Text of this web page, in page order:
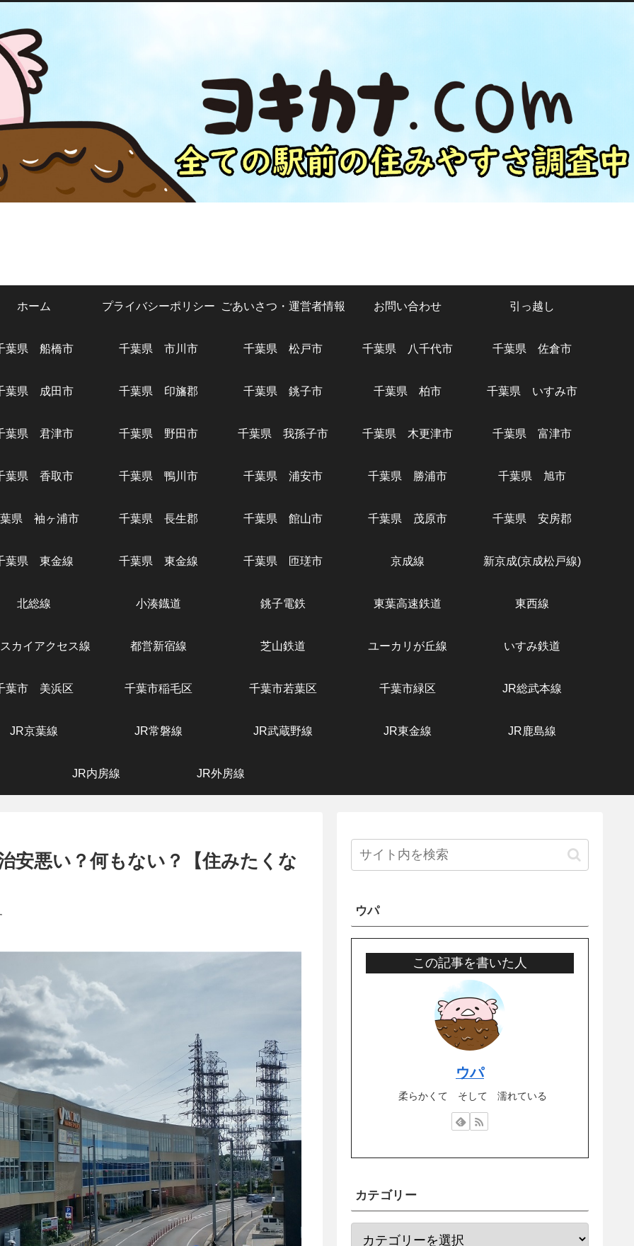
ホーム プライバシーポリシー ごあいさつ・運営者情報 お問い合わせ 引っ越し
葉県 船橋市 千葉県 市川市 千葉県 松戸市 千葉県 八千代市 千葉県 佐倉市
葉県 成田市 千葉県 印旛郡 千葉県 銚子市 千葉県 柏市 千葉県 いすみ市
葉県 君津市 千葉県 野田市 千葉県 我孫子市 千葉県 木更津市 千葉県 富津市
葉県 香取市 千葉県 鴨川市 千葉県 浦安市 千葉県 勝浦市 千葉県 旭市
県 袖ヶ浦市 千葉県 長生郡 千葉県 館山市 千葉県 茂原市 千葉県 安房郡
葉県 東金線 千葉県 東金線 千葉県 匝瑳市 京成線 新京成(京成松戸線)
北総線 小湊鐡道 銚子電鉄 東葉高速鉄道 東西線
カイアクセス線 都営新宿線 芝山鉄道 ユーカリが丘線 いすみ鉄道
葉市 美浜区 千葉市稲毛区 千葉市若葉区 千葉市緑区 JR総武本線
JR京葉線 JR常磐線 JR武蔵野線 JR東金線 JR鹿島線
JR内房線 JR外房線
安悪い？何もない？【住みたくな
ウパ
この記事を書いた人
ウパ
柔らかくて そして 濡れている
カテゴリー